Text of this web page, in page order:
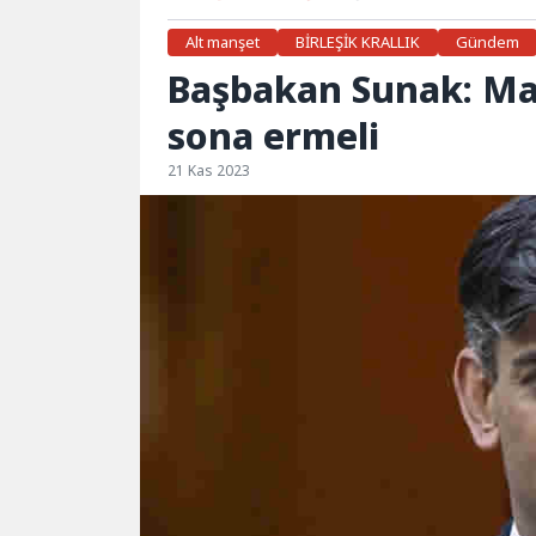
Alt manşet BİRLEŞİK KRALLIK Gündem
Başbakan Sunak:
sona ermeli
21 Kas 2023